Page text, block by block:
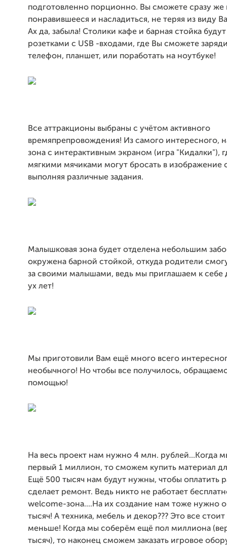
подготовленно порционно. Вы сможете сразу же
понравившееся и насладиться, не теряя из виду
Ах да, забыла! Столики кафе и барная стойка
розетками с USB -входами, где Вы сможете
телефон, планшет, или поработать на ноутбуке!
Все аттракционы выбраны с учётом активного
времяпрепровождения! Из самого интересного,
зона с интерактивным экраном (игра "Кидалки"),
мягкими мячиками могут бросать в изображение
выполняя различные задания.
Малышковая зона будет отделена небольшим
окружена барной стойкой, откуда родители
за своими малышами, ведь мы приглашаем к себе
ух лет!
Мы приготовили Вам ещё много всего
необычного! Но чтобы все получилось,
помощью!
На весь проект нам нужно 4 млн. рублей...Когда
первый 1 миллион, то сможем купить материал
Ещё 500 тысяч нам будут нужны, чтобы оплатить
сделает ремонт. Ведь никто не работает
welcome-зона....На их создание нам тоже нужно
тысяч! А техника, мебель и декор??? Это все
меньше! Когда мы соберём ещё пол миллиона
тысяч), то наконец сможем заказать игровое